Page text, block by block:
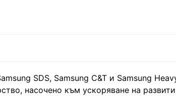
SDS, Samsung C&T и Samsung
насочено към ускоряване на